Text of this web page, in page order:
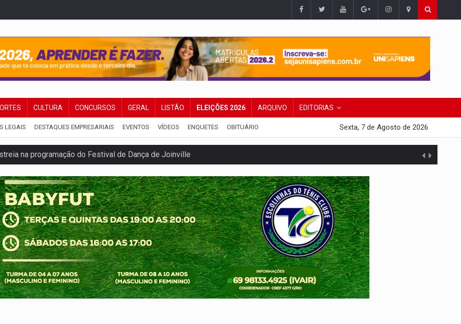
CULTURA CONCURSOS GERAL LISTÃO ELEIÇÕES 2026 ARQUIVO EDITORIAS
LEGAIS DESTAQUES EMPRESARIAIS EVENTOS VÍDEOS ENQUETES OBITUÁRIO Sexta, 7 de Agosto de 2026
na programação do Festival de Dança de Joinville
'erro de digitação' em declaração de patrimônio de R$ 29 mi
pelo adicional de incentivo com efeitos retroativos
Pregão Eletrônico Nº 12/2026 - UASG 200095
tonelada de drogas em fundo falso de caminhão
sorteados na promoção de dia dos Pais
bicicleta na frente de comércio
terá seu primeiro júri popular
suposto ataque com perfis falsos no Instagram